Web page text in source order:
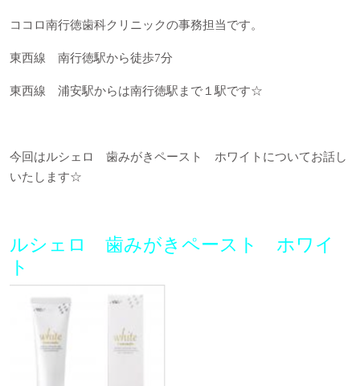
ココロ南行徳歯科クリニックの事務担当です。
東西線 南行徳駅から徒歩7分
東西線 浦安駅からは南行徳駅まで１駅です☆
今回はルシェロ 歯みがきペースト ホワイトについてお話し
いたします☆
ルシェロ 歯みがきペースト ホワイ
ト